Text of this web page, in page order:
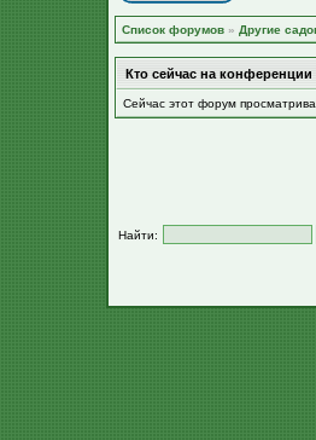
Список форумов » Другие
Кто сейчас на конференции
Сейчас этот форум
Найти: